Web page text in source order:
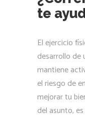
te
El ejercicio
desarrollo de
mantiene
el riesgo de
mejorar tu
del asunto,